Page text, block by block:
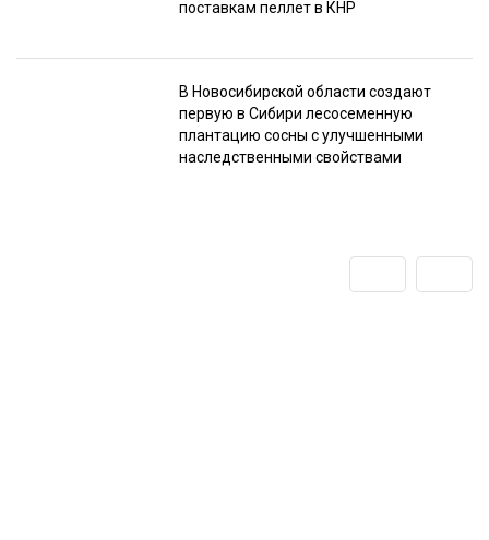
поставкам пеллет в КНР
В Новосибирской области создают
первую в Сибири лесосеменную
плантацию сосны с улучшенными
наследственными свойствами